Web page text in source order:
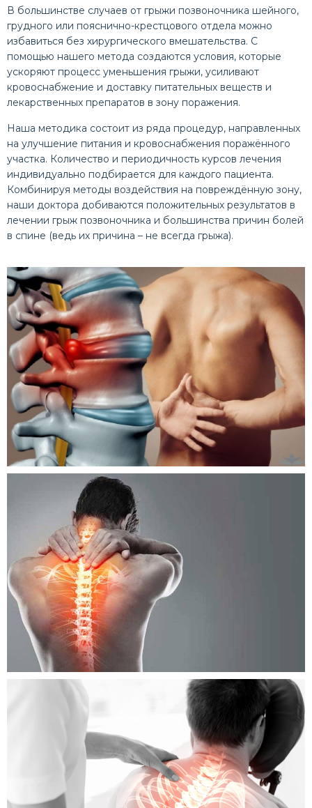
В большинстве случаев от грыжи позвоночника шейного,
грудного или пояснично-крестцового отдела можно
избавиться без хирургического вмешательства. С
помощью нашего метода создаются условия, которые
ускоряют процесс уменьшения грыжи, усиливают
кровоснабжение и доставку питательных веществ и
лекарственных препаратов в зону поражения.
Наша методика состоит из ряда процедур, направленных
на улучшение питания и кровоснабжения поражённого
участка. Количество и периодичность курсов лечения
индивидуально подбирается для каждого пациента.
Комбинируя методы воздействия на повреждённую зону,
наши доктора добиваются положительных результатов в
лечении грыж позвоночника и большинства причин болей
в спине (ведь их причина – не всегда грыжа).